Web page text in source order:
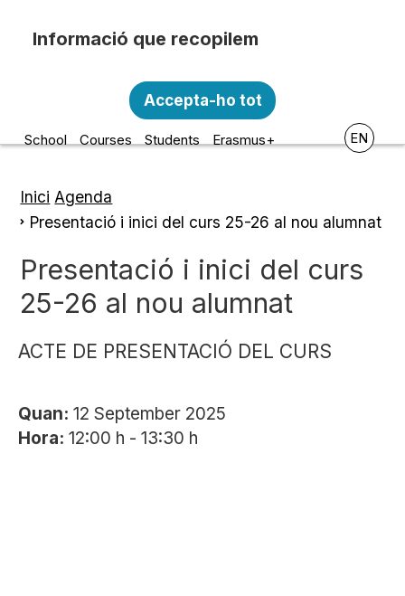
Escola d'Art i Disseny de la
Diputació a Tarragona
School Courses Students Erasmus+ EN
Breadcrumb
Inici Agenda
Presentació i inici del curs 25-26 al nou alumnat
Presentació i inici del curs
25-26 al nou alumnat
ACTE DE PRESENTACIÓ DEL CURS
Quan: 12 September 2025
Hora: 12:00 h - 13:30 h
personal amb les següents finalitats:
Funcionalitat, Analítica.
Accepta-ho tot